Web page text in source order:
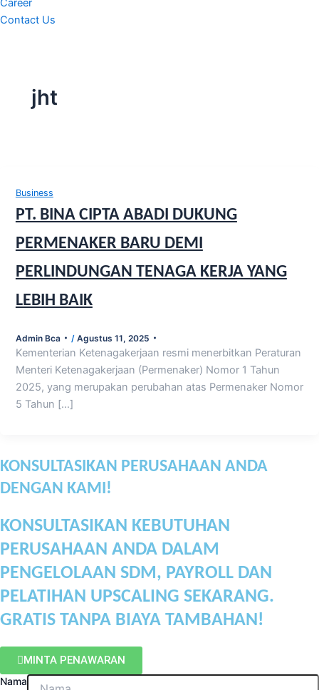
Career
Contact Us
jht
Business
PT. BINA CIPTA ABADI DUKUNG
PERMENAKER BARU DEMI
PERLINDUNGAN TENAGA KERJA YANG
LEBIH BAIK
Admin Bca / Agustus 11, 2025
Kementerian Ketenagakerjaan resmi menerbitkan Peraturan
Menteri Ketenagakerjaan (Permenaker) Nomor 1 Tahun
2025, yang merupakan perubahan atas Permenaker Nomor
5 Tahun […]
KONSULTASIKAN PERUSAHAAN ANDA
DENGAN KAMI!
KONSULTASIKAN KEBUTUHAN
PERUSAHAAN ANDA DALAM
PENGELOLAAN SDM, PAYROLL DAN
PELATIHAN UPSCALING SEKARANG.
GRATIS TANPA BIAYA TAMBAHAN!
MINTA PENAWARAN
Nama